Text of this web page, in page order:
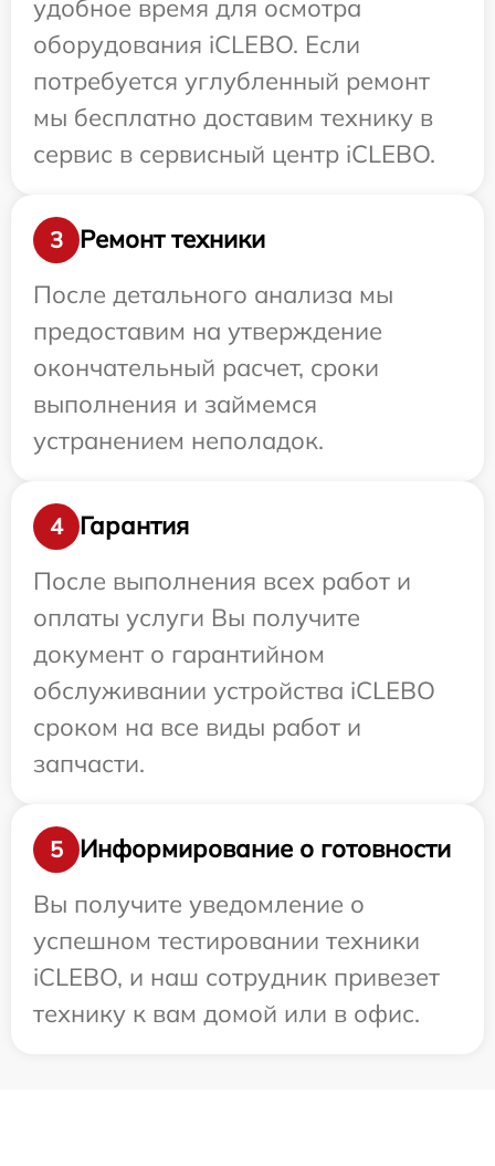
удобное время для осмотра
оборудования iCLEBO. Если
потребуется углубленный ремонт
мы бесплатно доставим технику в
сервис в сервисный центр iCLEBO.
3
Ремонт техники
После детального анализа мы
предоставим на утверждение
окончательный расчет, сроки
выполнения и займемся
устранением неполадок.
4
Гарантия
После выполнения всех работ и
оплаты услуги Вы получите
документ о гарантийном
обслуживании устройства iCLEBO
сроком на все виды работ и
запчасти.
5
Информирование о готовности
Вы получите уведомление о
успешном тестировании техники
iCLEBO, и наш сотрудник привезет
технику к вам домой или в офис.